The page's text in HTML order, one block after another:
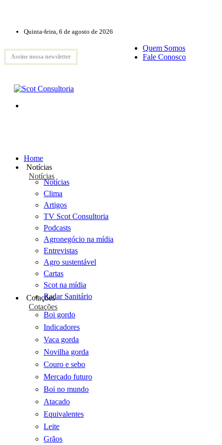
Quinta-feira, 6 de agosto de 2026
Assine nossa newsletter
Quem Somos
Fale Conosco
Home
Notícias
Notícias
Notícias
Clima
Artigos
TV Scot Consultoria
Podcasts
Agronegócio na mídia
Entrevistas
Agro sustentável
Cartas
Scot na mídia
Radar Sanitário
Cotações
Cotações
Boi gordo
Indicadores
Vaca gorda
Novilha gorda
Couro e sebo
Mercado futuro
Boi no mundo
Atacado
Equivalentes
Leite
Grãos